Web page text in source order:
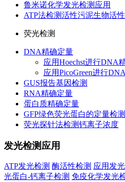
鲁米诺化学发光检测应用
ATP法检测活性污泥生物活性
荧光检测
DNA精确定量
应用Hoechst进行DNA
应用PicoGreen进行
GUS报告基因检测
RNA精确定量
蛋白质精确定量
GFP绿色荧光蛋白的定量检测
荧光探针法检测钙离子浓度
发光检测应用
ATP发光检测 酶活性检测 应用发
光蛋白-钙离子检测 免疫化学发光